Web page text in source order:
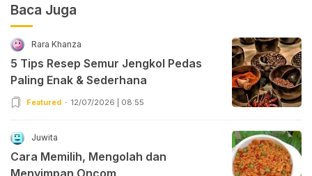
Baca Juga
Rara Khanza
5 Tips Resep Semur Jengkol Pedas
Paling Enak & Sederhana
Featured 12/07/2026 | 08:55
Juwita
Cara Memilih, Mengolah dan
Menyimpan Oncom